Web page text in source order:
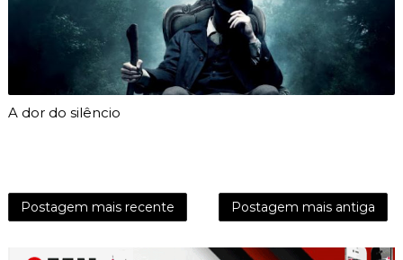
A dor do silêncio
Postagem mais recente Postagem mais antiga